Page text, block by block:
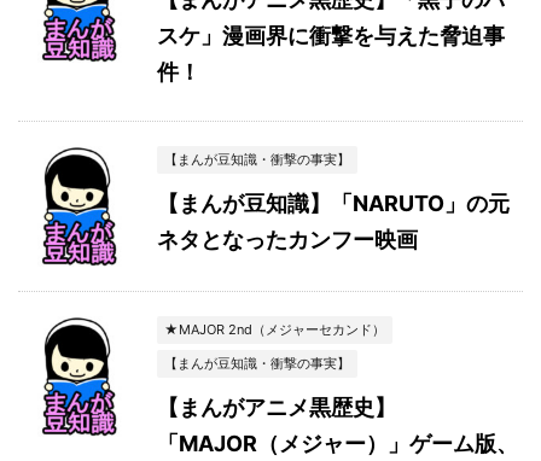
スケ」漫画界に衝撃を与えた脅迫事
件！
【まんが豆知識・衝撃の事実】
【まんが豆知識】「NARUTO」の元
ネタとなったカンフー映画
★MAJOR 2nd（メジャーセカンド）
【まんが豆知識・衝撃の事実】
【まんがアニメ黒歴史】
「MAJOR（メジャー）」ゲーム版、